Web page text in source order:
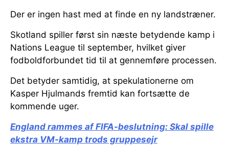
Der er ingen hast med at finde en ny landstræner.
Skotland spiller først sin næste betydende kamp i
Nations League til september, hvilket giver
fodboldforbundet tid til at gennemføre processen.
Det betyder samtidig, at spekulationerne om
Kasper Hjulmands fremtid kan fortsætte de
kommende uger.
England rammes af FIFA-beslutning: Skal spille
ekstra VM-kamp trods gruppesejr